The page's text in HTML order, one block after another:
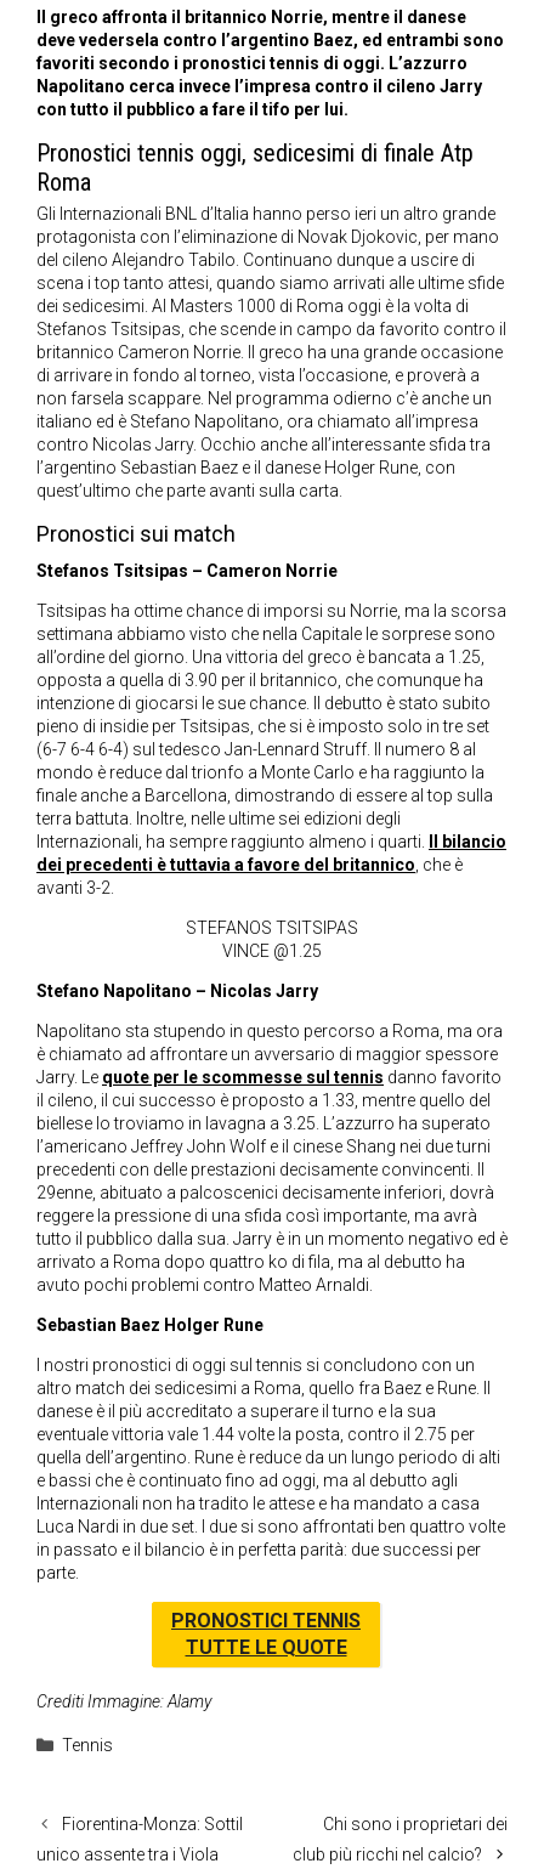
Il greco affronta il britannico Norrie, mentre il danese
deve vedersela contro l’argentino Baez, ed entrambi sono
favoriti secondo i pronostici tennis di oggi. L’azzurro
Napolitano cerca invece l’impresa contro il cileno Jarry
con tutto il pubblico a fare il tifo per lui.
Pronostici tennis oggi, sedicesimi di finale Atp
Roma
Gli Internazionali BNL d’Italia hanno perso ieri un altro grande
protagonista con l’eliminazione di Novak Djokovic, per mano
del cileno Alejandro Tabilo. Continuano dunque a uscire di
scena i top tanto attesi, quando siamo arrivati alle ultime sfide
dei sedicesimi. Al Masters 1000 di Roma oggi è la volta di
Stefanos Tsitsipas, che scende in campo da favorito contro il
britannico Cameron Norrie. Il greco ha una grande occasione
di arrivare in fondo al torneo, vista l’occasione, e proverà a
non farsela scappare. Nel programma odierno c’è anche un
italiano ed è Stefano Napolitano, ora chiamato all’impresa
contro Nicolas Jarry. Occhio anche all’interessante sfida tra
l’argentino Sebastian Baez e il danese Holger Rune, con
quest’ultimo che parte avanti sulla carta.
Pronostici sui match
Stefanos Tsitsipas – Cameron Norrie
Tsitsipas ha ottime chance di imporsi su Norrie, ma la scorsa
settimana abbiamo visto che nella Capitale le sorprese sono
all’ordine del giorno. Una vittoria del greco è bancata a 1.25,
opposta a quella di 3.90 per il britannico, che comunque ha
intenzione di giocarsi le sue chance. Il debutto è stato subito
pieno di insidie per Tsitsipas, che si è imposto solo in tre set
(6-7 6-4 6-4) sul tedesco Jan-Lennard Struff. Il numero 8 al
mondo è reduce dal trionfo a Monte Carlo e ha raggiunto la
finale anche a Barcellona, dimostrando di essere al top sulla
terra battuta. Inoltre, nelle ultime sei edizioni degli
Internazionali, ha sempre raggiunto almeno i quarti.
Il bilancio
dei precedenti è tuttavia a favore del britannico, che è
avanti 3-2.
STEFANOS TSITSIPAS
VINCE @1.25
Stefano Napolitano – Nicolas Jarry
Napolitano sta stupendo in questo percorso a Roma, ma ora
è chiamato ad affrontare un avversario di maggior spessore
Jarry. Le quote per le scommesse sul tennis danno favorito
il cileno, il cui successo è proposto a 1.33, mentre quello del
biellese lo troviamo in lavagna a 3.25. L’azzurro ha superato
l’americano Jeffrey John Wolf e il cinese Shang nei due turni
precedenti con delle prestazioni decisamente convincenti. Il
29enne, abituato a palcoscenici decisamente inferiori, dovrà
reggere la pressione di una sfida così importante, ma avrà
tutto il pubblico dalla sua. Jarry è in un momento negativo ed è
arrivato a Roma dopo quattro ko di fila, ma al debutto ha
avuto pochi problemi contro Matteo Arnaldi.
Sebastian Baez Holger Rune
I nostri pronostici di oggi sul tennis si concludono con un
altro match dei sedicesimi a Roma, quello fra Baez e Rune. Il
danese è il più accreditato a superare il turno e la sua
eventuale vittoria vale 1.44 volte la posta, contro il 2.75 per
quella dell’argentino. Rune è reduce da un lungo periodo di alti
e bassi che è continuato fino ad oggi, ma al debutto agli
Internazionali non ha tradito le attese e ha mandato a casa
Luca Nardi in due set. I due si sono affrontati ben quattro volte
in passato e il bilancio è in perfetta parità: due successi per
parte.
PRONOSTICI TENNIS
TUTTE LE QUOTE
Crediti Immagine: Alamy
Categorie
Tennis
Fiorentina-Monza: Sottil
unico assente tra i Viola
Chi sono i proprietari dei
club più ricchi nel calcio?